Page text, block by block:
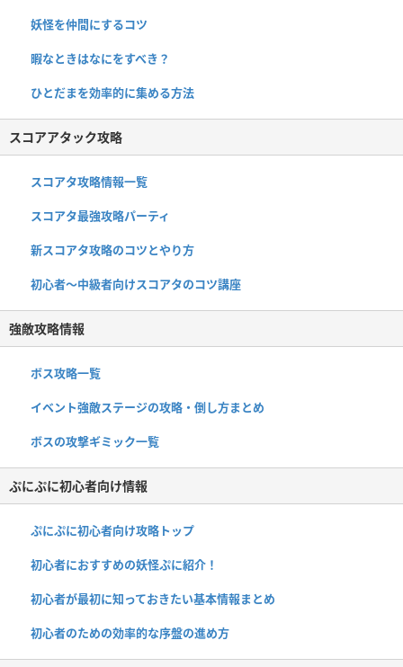
妖怪を仲間にするコツ
暇なときはなにをすべき？
ひとだまを効率的に集める方法
スコアアタック攻略
スコアタ攻略情報一覧
スコアタ最強攻略パーティ
新スコアタ攻略のコツとやり方
初心者〜中級者向けスコアタのコツ講座
強敵攻略情報
ボス攻略一覧
イベント強敵ステージの攻略・倒し方まとめ
ボスの攻撃ギミック一覧
ぷにぷに初心者向け情報
ぷにぷに初心者向け攻略トップ
初心者におすすめの妖怪ぷに紹介！
初心者が最初に知っておきたい基本情報まとめ
初心者のための効率的な序盤の進め方